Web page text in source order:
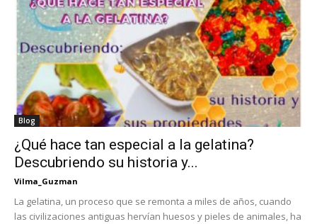
Blog
¿Qué hace tan especial a la gelatina?
Descubriendo su historia y...
Vilma_Guzman
La gelatina, un proceso que se remonta a miles de años, cuando
las civilizaciones antiguas hervían huesos y pieles de animales, ha